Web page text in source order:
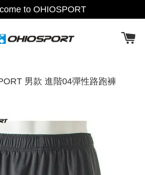
to OHIOSPORT
男款 進階04彈性路跑褲